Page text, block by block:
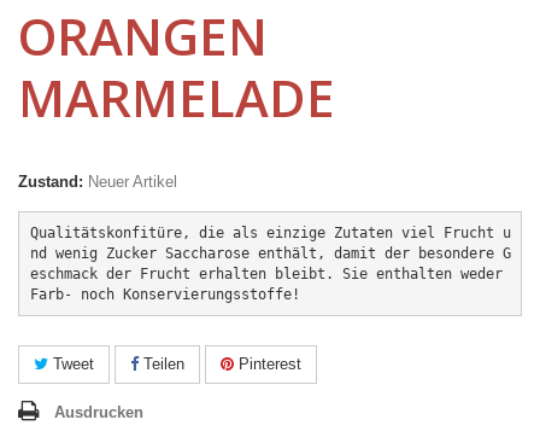
ORANGEN
MARMELADE
Zustand: Neuer Artikel
Qualitätskonfitüre, die als einzige Zutaten viel Frucht u
nd wenig Zucker Saccharose enthält, damit der besondere G
eschmack der Frucht erhalten bleibt. Sie enthalten weder
Farb- noch Konservierungsstoffe!
Tweet Teilen Pinterest
Ausdrucken